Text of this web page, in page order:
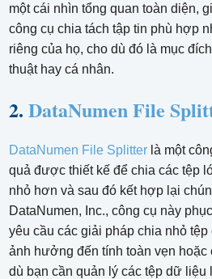
một cái nhìn tổng quan toàn diện,
công cụ chia tách tập tin phù hợp
riêng của họ, cho dù đó là mục
thuật hay cá nhân.
2.DataNumen File
DataNumen File Splitter là một
quả được thiết kế để chia các tệp
nhỏ hơn và sau đó kết hợp lại
DataNumen, Inc., công cụ này
yêu cầu các giải pháp chia nhỏ
ảnh hưởng đến tính toàn vẹn
dù bạn cần quản lý các tệp dữ liệu